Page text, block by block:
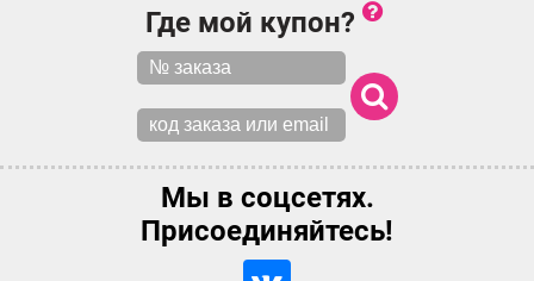
Где мой купон?
Мы в соцсетях.
Присоединяйтесь!